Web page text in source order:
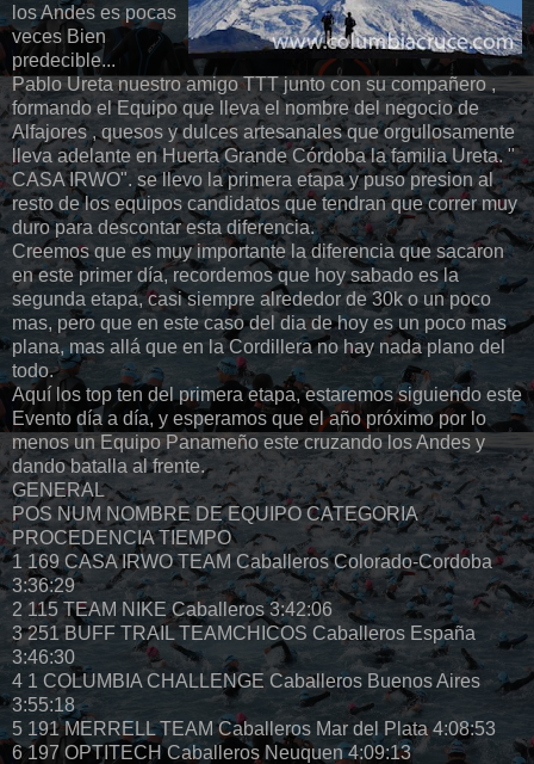
los Andes es pocas
veces Bien
predecible...
Pablo Ureta nuestro amigo TTT junto con su compañero ,
formando el Equipo que lleva el nombre del negocio de
Alfajores , quesos y dulces artesanales que orgullosamente
lleva adelante en Huerta Grande Córdoba la familia Ureta. "
CASA IRWO". se llevo la primera etapa y puso presion al
resto de los equipos candidatos que tendran que correr muy
duro para descontar esta diferencia.
Creemos que es muy importante la diferencia que sacaron
en este primer día, recordemos que hoy sabado es la
segunda etapa, casi siempre alrededor de 30k o un poco
mas, pero que en este caso del dia de hoy es un poco mas
plana, mas allá que en la Cordillera no hay nada plano del
todo.
Aquí los top ten del primera etapa, estaremos siguiendo este
Evento día a día, y esperamos que el año próximo por lo
menos un Equipo Panameño este cruzando los Andes y
dando batalla al frente.
GENERAL
POS NUM NOMBRE DE EQUIPO CATEGORIA
PROCEDENCIA TIEMPO
1 169 CASA IRWO TEAM Caballeros Colorado-Cordoba
3:36:29
2 115 TEAM NIKE Caballeros 3:42:06
3 251 BUFF TRAIL TEAMCHICOS Caballeros España
3:46:30
4 1 COLUMBIA CHALLENGE Caballeros Buenos Aires
3:55:18
5 191 MERRELL TEAM Caballeros Mar del Plata 4:08:53
6 197 OPTITECH Caballeros Neuquen 4:09:13